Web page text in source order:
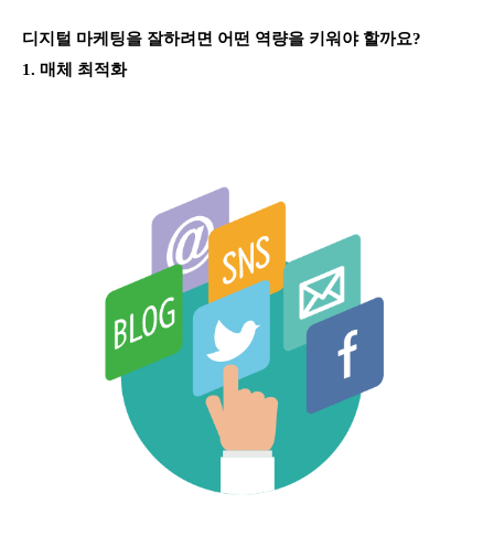
디지털 마케팅을 잘하려면 어떤 역량을 키워야 할까요?
1. 매체 최적화